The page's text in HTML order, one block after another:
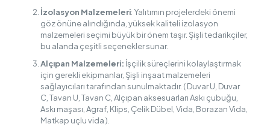
İzolasyon Malzemeleri: Yalıtımın projelerdeki önemi
göz önüne alındığında, yüksek kaliteli izolasyon
malzemeleri seçimi büyük bir önem taşır. Şişli tedarikçiler,
bu alanda çeşitli seçenekler sunar.
Alçıpan Malzemeleri: İşçilik süreçlerini kolaylaştırmak
için gerekli ekipmanlar, Şişli inşaat malzemeleri
sağlayıcıları tarafından sunulmaktadır. ( Duvar U, Duvar
C, Tavan U, Tavan C, Alçıpan aksesuarları Askı çubuğu,
Askı maşası, Agraf, Klips, Çelik Dübel, Vida, Borazan Vida,
Matkap uçlu vida ).